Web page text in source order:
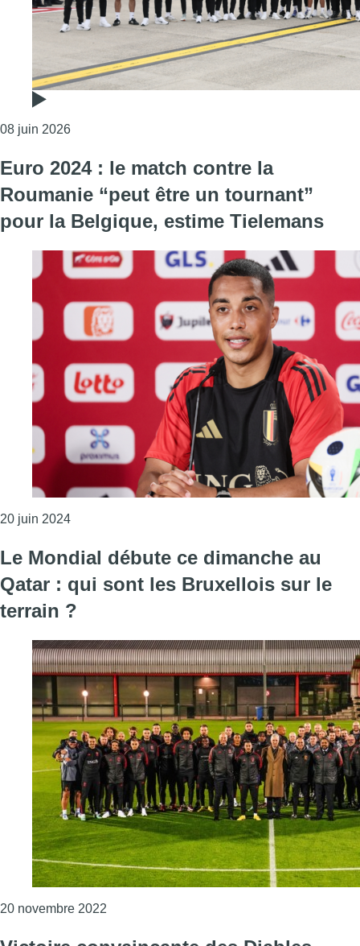
08 juin 2026Consulter l'article "Diables Rouges : qu’attendre
Euro 2024 : le match contre la
Roumanie “peut être un tournant”
pour la Belgique, estime Tielemans
20 juin 2024Consulter l'article "Euro 2024 : le match contre la
Le Mondial débute ce dimanche au
Qatar : qui sont les Bruxellois sur le
terrain ?
20 novembre 2022